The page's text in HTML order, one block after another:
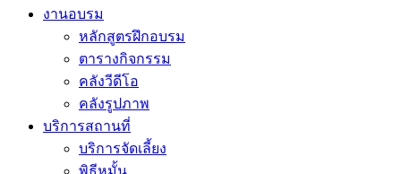
งานอบรม
หลักสูตรฝึกอบรม
ตารางกิจกรรม
คลังวีดีโอ
คลังรูปภาพ
บริการสถานที่
บริการจัดเลี้ยง
พิธีหมั้น